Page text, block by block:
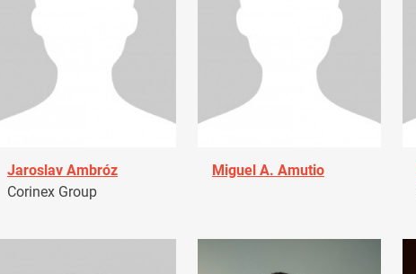
Jaroslav Ambróz
Corinex Group
Miguel A. Amutio